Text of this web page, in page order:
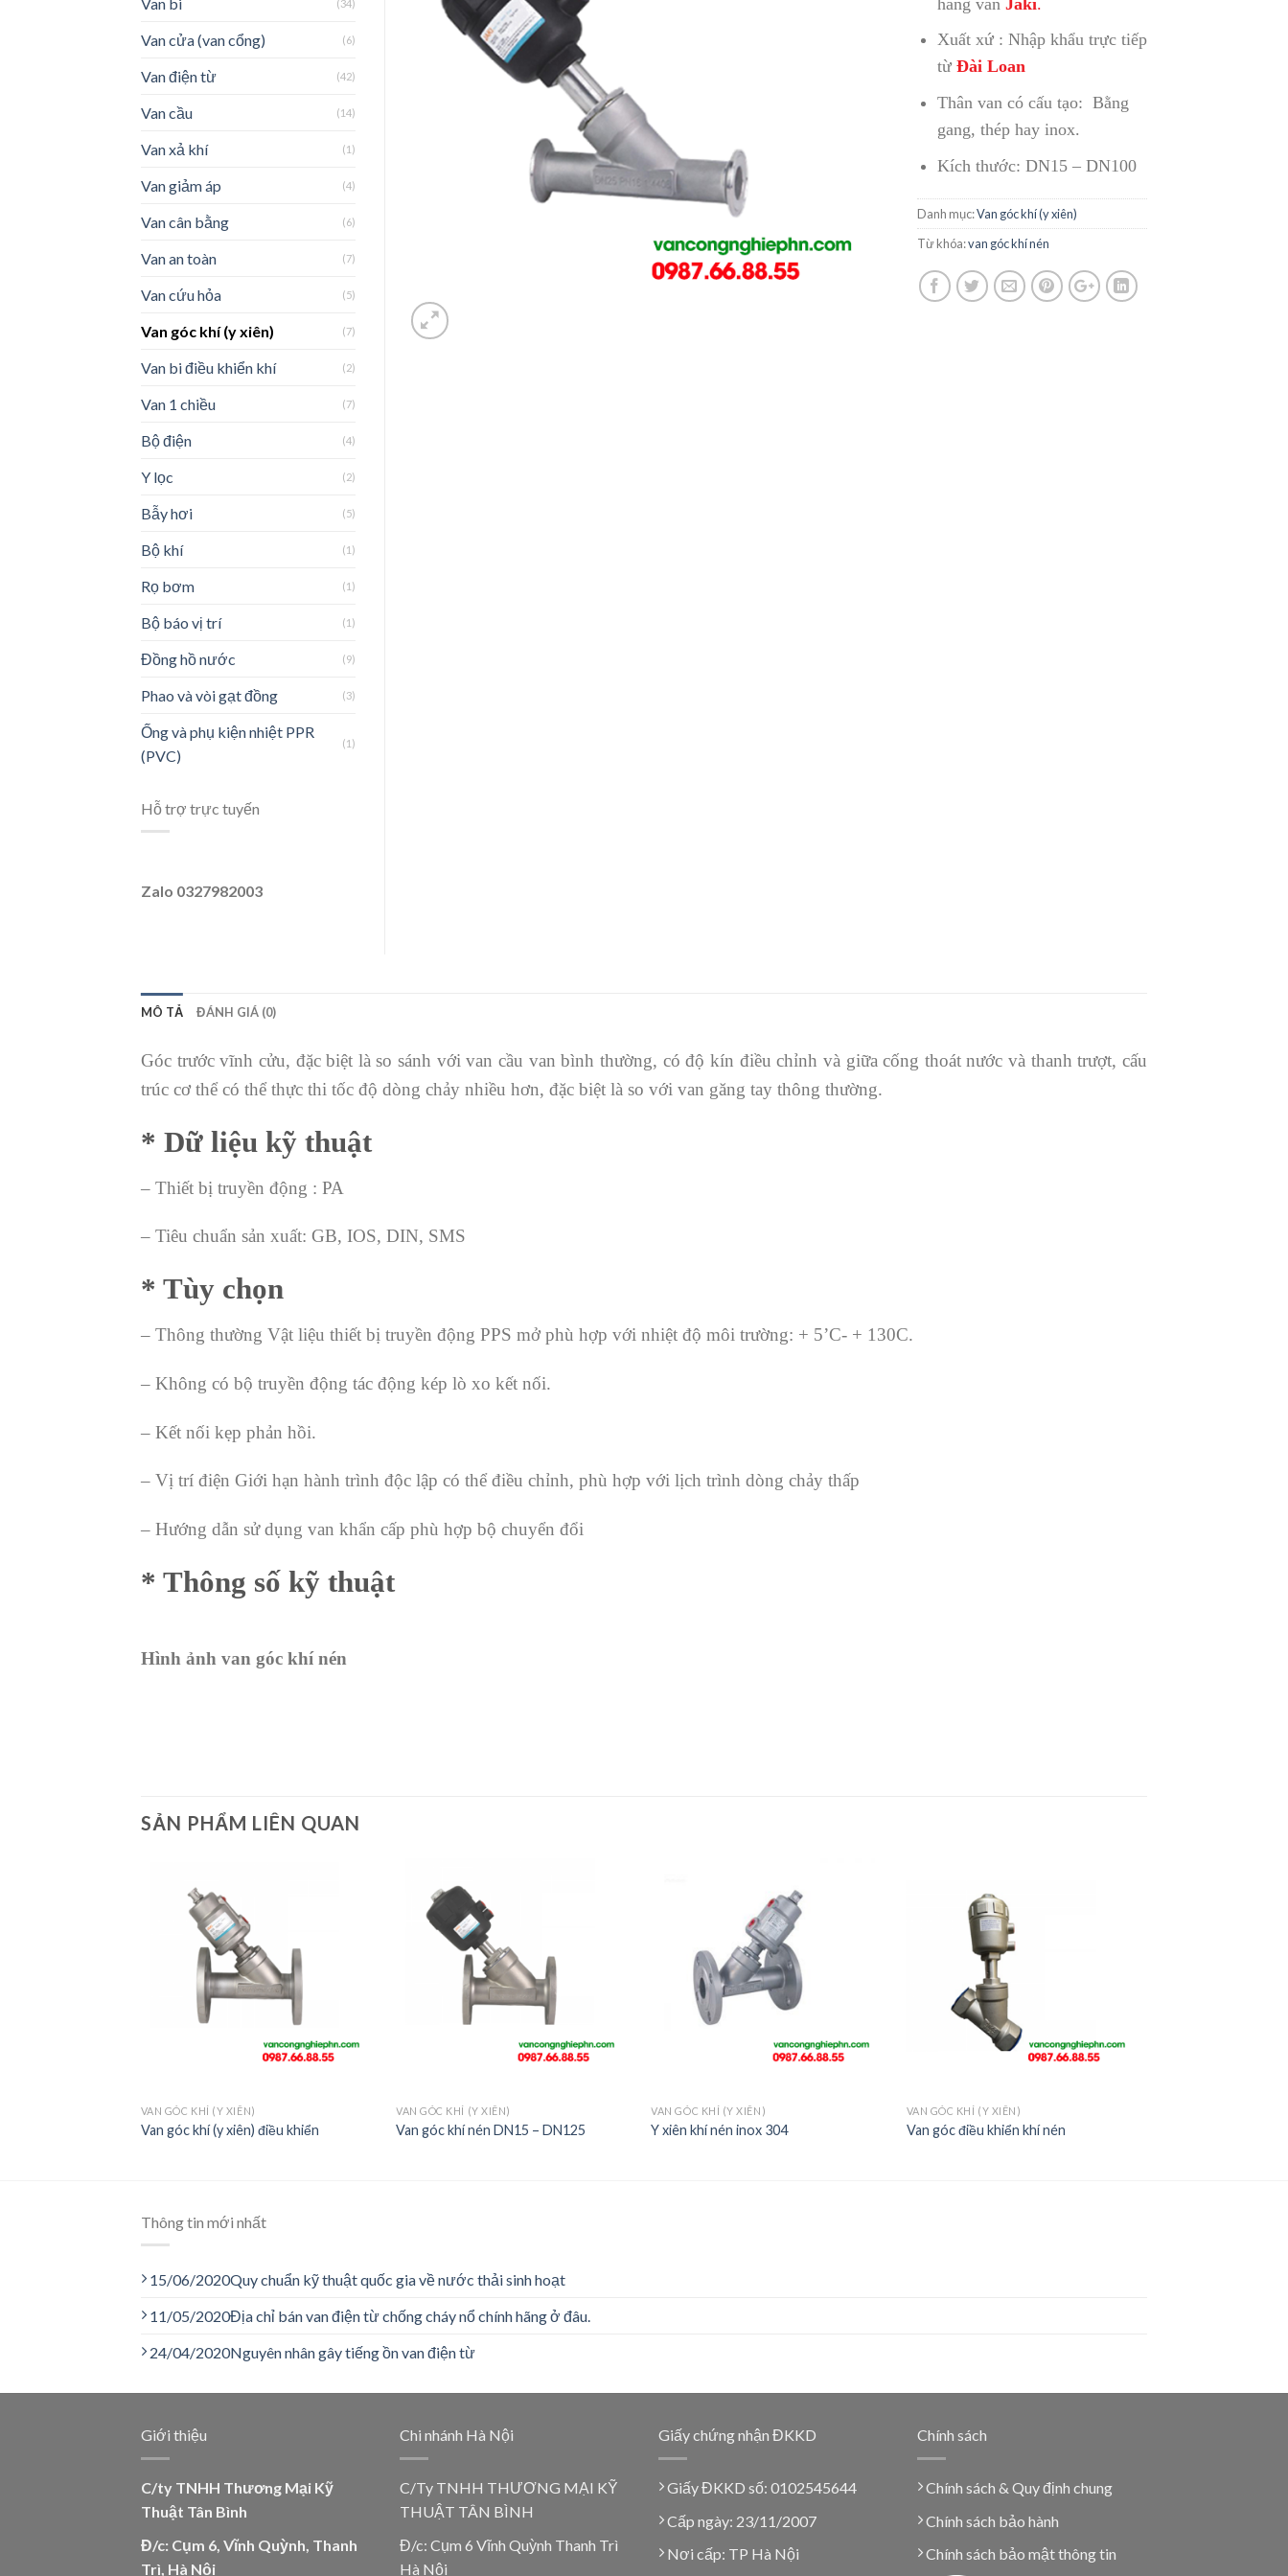
Xuất xứ : Nhập khẩu trực tiếp
từ Đài Loan
Thân van có cấu tạo: Bằng
gang, thép hay inox.
Kích thước: DN15 – DN100
Danh mục:Van góc khí (y xiên)
Từ khóa:van góc khí nén
(34)
Van cửa (van cổng) (6)
Van điện từ (42)
Van cầu (14)
Van xả khí (1)
Van giảm áp (4)
Van cân bằng (6)
Van an toàn (7)
Van cứu hỏa (5)
Van góc khí (y xiên) (7)
Van bi điều khiển khí (2)
Van 1 chiều (7)
Bộ điện (4)
Y lọc (2)
Bẫy hơi (5)
Bộ khí (1)
Rọ bơm (1)
Bộ báo vị trí (1)
Đồng hồ nước (9)
Phao và vòi gạt đồng (3)
Ống và phụ kiện nhiệt PPR
(PVC)
(1)
Hỗ trợ trực tuyến
Zalo 0327982003
MÔ TẢ ĐÁNH GIÁ (0)
Góc trước vĩnh cửu, đặc biệt là so sánh với van cầu van bình thường, có độ kín điều chỉnh và giữa cống thoát nước và thanh trượt, cấu
trúc cơ thể có thể thực thi tốc độ dòng chảy nhiều hơn, đặc biệt là so với van găng tay thông thường.
* Dữ liệu kỹ thuật
– Thiết bị truyền động : PA
– Tiêu chuẩn sản xuất: GB, IOS, DIN, SMS
* Tùy chọn
– Thông thường Vật liệu thiết bị truyền động PPS mở phù hợp với nhiệt độ môi trường: + 5’C- + 130C.
– Không có bộ truyền động tác động kép lò xo kết nối.
– Kết nối kẹp phản hồi.
– Vị trí điện Giới hạn hành trình độc lập có thể điều chỉnh, phù hợp với lịch trình dòng chảy thấp
– Hướng dẫn sử dụng van khẩn cấp phù hợp bộ chuyển đổi
* Thông số kỹ thuật
Hình ảnh van góc khí nén
SẢN PHẨM LIÊN QUAN
VAN GÓC KHÍ (Y XIÊN)
Van góc khí (y xiên) điều khiển
VAN GÓC KHÍ (Y XIÊN)
Van góc khí nén DN15 – DN125
VAN GÓC KHÍ (Y XIÊN)
Y xiên khí nén inox 304
VAN GÓC KHÍ (Y XIÊN)
Van góc điều khiển khí nén
Thông tin mới nhất
15/06/2020Quy chuẩn kỹ thuật quốc gia về nước thải sinh hoạt
11/05/2020Địa chỉ bán van điện từ chống cháy nổ chính hãng ở đâu.
24/04/2020Nguyên nhân gây tiếng ồn van điện từ
Giới thiệu
C/ty TNHH Thương Mại Kỹ
Thuật Tân Bình
Đ/c: Cụm 6, Vĩnh Quỳnh, Thanh
Trì, Hà Nội
Chi nhánh Hà Nội
C/Ty TNHH THƯƠNG MẠI KỸ
THUẬT TÂN BÌNH
Đ/c: Cụm 6 Vĩnh Quỳnh Thanh Trì
Hà Nội
Giấy chứng nhận ĐKKD
Giấy ĐKKD số: 0102545644
Cấp ngày: 23/11/2007
Nơi cấp: TP Hà Nội
Chính sách
Chính sách & Quy định chung
Chính sách bảo hành
Chính sách bảo mật thông tin